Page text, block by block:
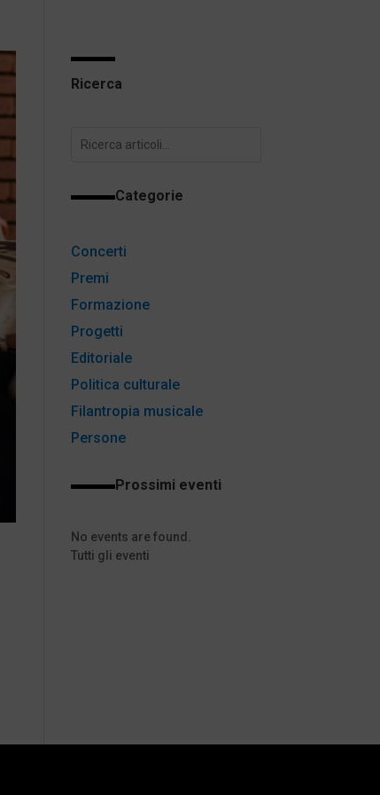
Ricerca
Categorie
Editoriale
Persone
Progetti
Premi
Politica culturale
Filantropia musicale
Formazione
Concerti
Prossimi eventi
No events are found.
Tutti gli eventi